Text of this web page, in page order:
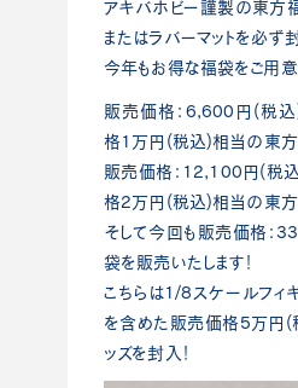
アキバホビー謹製の東方
またはラバーマットを必ず封
今年もお得な福袋をご用意
販売価格：6,600円(税
格1万円(税込)相当の東方
販売価格：12,100円(税
格2万円(税込)相当の東方
そして今回も販売価格：
袋を販売いたします！
こちらは1/8スケールフィ
を含めた販売価格5万円
ッズを封入！